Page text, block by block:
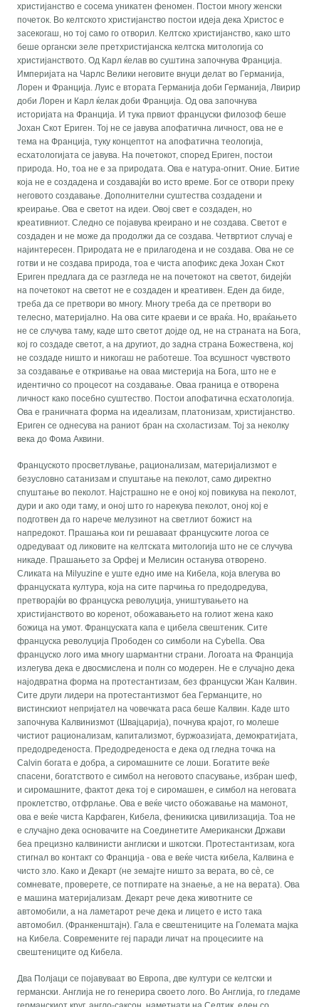
христијанство е сосема уникатен феномен. Постои многу женски
почеток. Во келтското христијанство постои идеја дека Христос е
засекогаш, но тој само го отворил. Келтско христијанство, како што
беше органски зеле претхристијанска келтска митологија со
христијанството. Од Карл ќелав во суштина започнува Франција.
Империјата на Чарлс Велики неговите внуци делат во Германија,
Лорен и Франција. Луис е втората Германија доби Германија, Лвирир
доби Лорен и Карл ќелак доби Франција. Од ова започнува
историјата на Франција. И тука првиот француски филозоф беше
Јохан Скот Ериген. Тој не се јавува апофатична личност, ова не е
тема на Франција, туку концептот на апофатична теологија,
есхатологијата се јавува. На почетокот, според Ериген, постои
природа. Но, тоа не е за природата. Ова е натура-огнит. Оние. Битие
која не е создадена и создавајќи во исто време. Бог се отвори преку
неговото создавање. Дополнителни суштества создадени и
креирање. Ова е светот на идеи. Овој свет е создаден, но
креативниот. Следно се појавува креирано и не создава. Светот е
создаден и не може да продолжи да се создава. Четвртиот случај е
најинтересен. Природата не е прилагодена и не создава. Ова не се
готви и не создава природа, тоа е чиста апофикс дека Јохан Скот
Ериген предлага да се разгледа не на почетокот на светот, бидејќи
на почетокот на светот не е создаден и креативен. Еден да биде,
треба да се претвори во многу. Многу треба да се претвори во
телесно, материјално. На ова сите краеви и се враќа. Но, враќањето
не се случува таму, каде што светот дојде од, не на страната на Бога,
кој го создаде светот, а на другиот, до задна страна Божествена, кој
не создаде ништо и никогаш не работеше. Тоа всушност чувството
за создавање е откривање на оваа мистерија на Бога, што не е
идентично со процесот на создавање. Оваа граница е отворена
личност како посебно суштество. Постои апофатична есхатологија.
Ова е граничната форма на идеализам, платонизам, христијанство.
Ериген се однесува на раниот бран на схоластизам. Тој за неколку
века до Фома Аквини.
Француското просветлување, рационализам, материјализмот е
безусловно сатанизам и спуштање на пеколот, само директно
спуштање во пеколот. Најстрашно не е оној кој повикува на пеколот,
дури и ако оди таму, и оној што го нарекува пеколот, оној кој е
подготвен да го нарече мелузинот на светлиот божист на
напредокот. Прашања кои ги решаваат француските логоа се
одредуваат од ликовите на келтската митологија што не се случува
никаде. Прашањето за Орфеј и Мелисин останува отворено.
Сликата на Milyuzine е уште едно име на Кибела, која влегува во
француската култура, која на сите парчиња го предодредува,
претворајќи во француска револуција, уништувањето на
христијанството во коренот, обожавањето на голиот жена како
божица на умот. Француската капа е цибела свештеник. Сите
француска револуција Прободен со симболи на Cybella. Ова
француско лого има многу шармантни страни. Логоата на Франција
излегува дека е двосмислена и полн со модерен. Не е случајно дека
најодвратна форма на протестантизам, без француски Жан Калвин.
Сите други лидери на протестантизмот беа Германците, но
вистинскиот непријател на човечката раса беше Калвин. Каде што
започнува Калвинизмот (Швајцарија), почнува крајот, го молеше
чистиот рационализам, капитализмот, буржоазијата, демократијата,
предодреденоста. Предодреденоста е дека од гледна точка на
Calvin богата е добра, а сиромашните се лоши. Богатите веќе
спасени, богатството е симбол на неговото спасување, избран шеф,
и сиромашните, фактот дека тој е сиромашен, е симбол на неговата
проклетство, отфрлање. Ова е веќе чисто обожавање на мамонот,
ова е веќе чиста Карфаген, Кибела, феникиска цивилизација. Тоа не
е случајно дека основачите на Соединетите Американски Држави
беа прецизно калвинисти англиски и шкотски. Протестантизам, кога
стигнал во контакт со Франција - ова е веќе чиста кибела, Калвина е
чисто зло. Како и Декарт (не земајте ништо за верата, во сè, се
сомневате, проверете, се потпирате на знаење, а не на верата). Ова
е машина материјализам. Декарт рече дека животните се
автомобили, а на ламетарот рече дека и лицето е исто така
автомобил. (Франкенштајн). Гала е свештениците на Големата мајка
на Кибела. Современите геј паради личат на процесиите на
свештениците од Кибела.
Два Полјаци се појавуваат во Европа, две култури се келтски и
германски. Англија не го генерира своето лого. Во Англија, го гледаме